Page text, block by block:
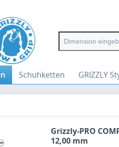
Schuhketten GRIZZLY
Grizzly-PRO
12,00 mm